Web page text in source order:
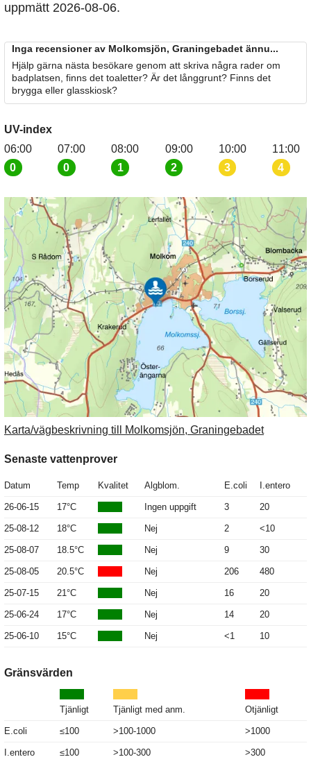
uppmätt 2026-08-06.
Inga recensioner av Molkomsjön, Graningebadet ännu...
Hjälp gärna nästa besökare genom att skriva några rader om
badplatsen, finns det toaletter? Är det långgrunt? Finns det
brygga eller glasskiosk?
UV-index
06:00
0
07:00
0
08:00
1
09:00
2
10:00
3
11:00
4
Karta/vägbeskrivning till Molkomsjön, Graningebadet
Senaste vattenprover
Datum Temp Kvalitet Algblom. E.coli I.entero
26-06-15 17°C Ingen uppgift 3 20
25-08-12 18°C Nej 2 <10
25-08-07 18.5°C Nej 9 30
25-08-05 20.5°C Nej 206 480
25-07-15 21°C Nej 16 20
25-06-24 17°C Nej 14 20
25-06-10 15°C Nej <1 10
Gränsvärden
Tjänligt Tjänligt med anm. Otjänligt
E.coli ≤100 >100-1000 >1000
I.entero ≤100 >100-300 >300